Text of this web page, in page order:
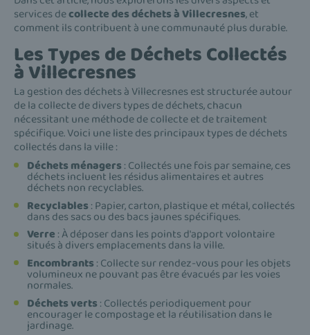
services decollecte des déchets à Villecresnes, et
comment ils contribuent à une communauté plus durable.
Les Types de Déchets Collectés
à Villecresnes
La gestion des déchets à Villecresnes est structurée autour
de la collecte de divers types de déchets, chacun
nécessitant une méthode de collecte et de traitement
spécifique. Voici une liste des principaux types de déchets
collectés dans la ville :
Déchets ménagers : Collectés une fois par semaine, ces
déchets incluent les résidus alimentaires et autres
déchets non recyclables.
Recyclables : Papier, carton, plastique et métal, collectés
dans des sacs ou des bacs jaunes spécifiques.
Verre : À déposer dans les points d'apport volontaire
situés à divers emplacements dans la ville.
Encombrants : Collecte sur rendez-vous pour les objets
volumineux ne pouvant pas être évacués par les voies
normales.
Déchets verts : Collectés periodiquement pour
encourager le compostage et la réutilisation dans le
jardinage.